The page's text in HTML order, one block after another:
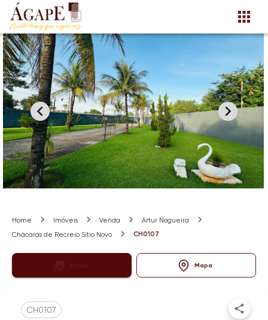
Home Imóveis Venda
Artur Nogueira
Chácaras de Recreio Sítio Novo
CH0107
Mapa
CH0107